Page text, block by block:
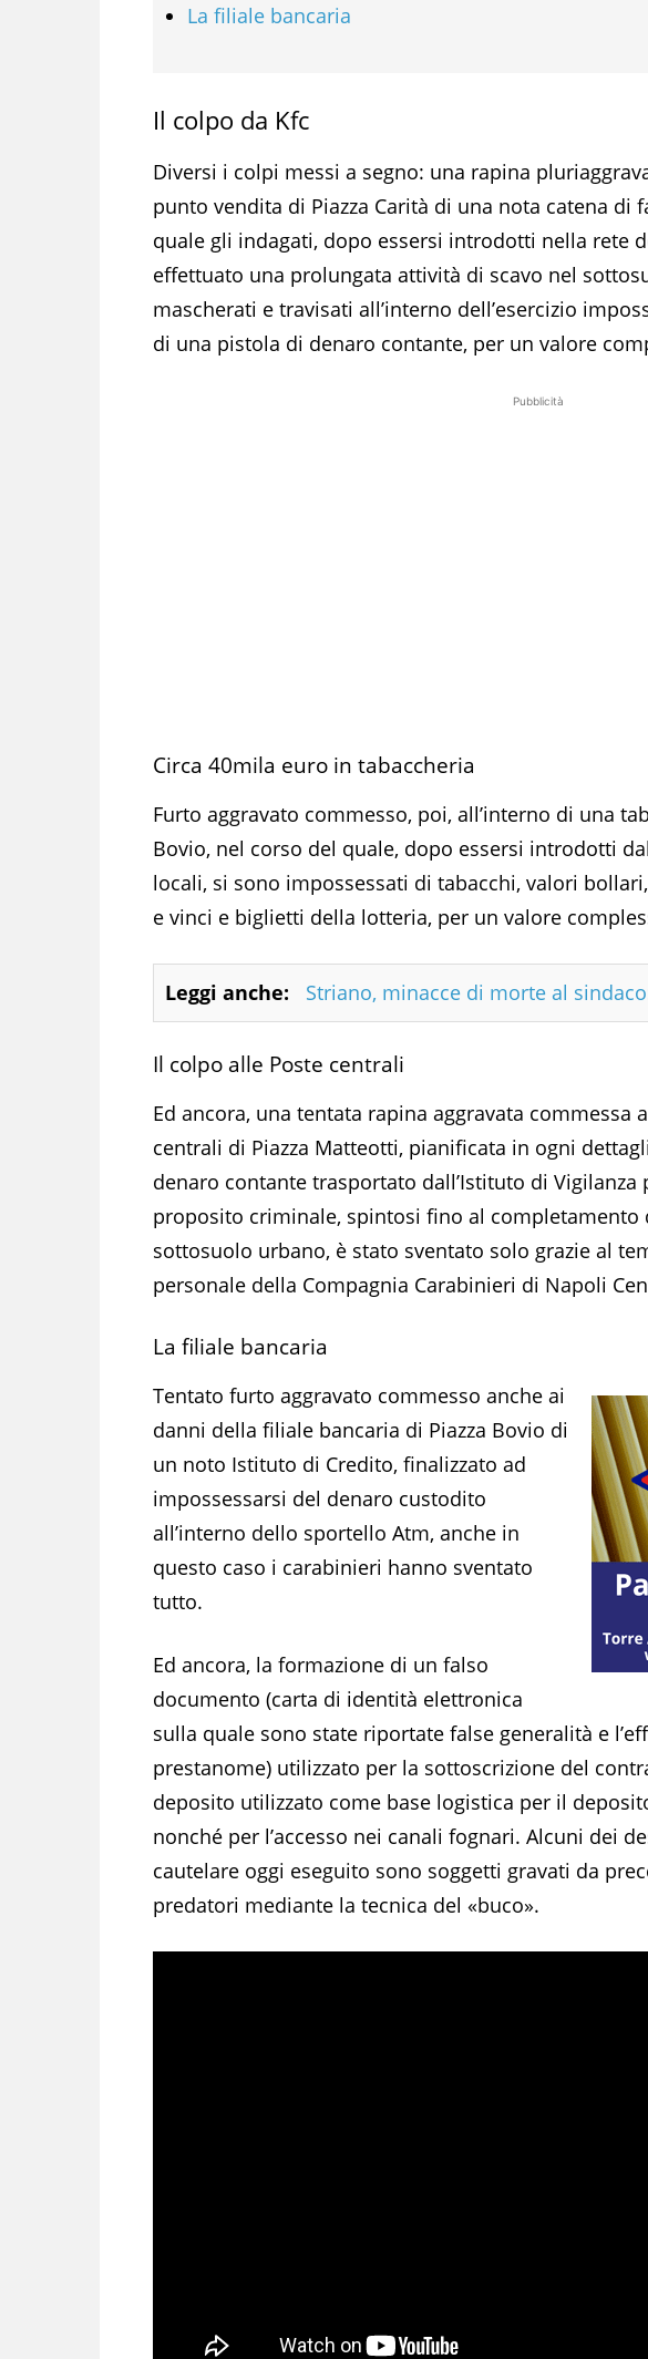
La filiale bancaria
Il colpo da Kfc
Diversi i colpi messi a segno: una rapina
punto vendita di Piazza Carità di una nota catena di
quale gli indagati, dopo essersi introdotti nella rete
effettuato una prolungata attività di scavo nel
mascherati e travisati all’interno dell’esercizio
di una pistola di denaro contante, per un valore
Pubblicità
Circa 40mila euro in tabaccheria
Furto aggravato commesso, poi, all’interno di una
Bovio, nel corso del quale, dopo essersi introdotti
locali, si sono impossessati di tabacchi, valori
e vinci e biglietti della lotteria, per un valore
Leggi anche: Striano, minacce di morte al
Il colpo alle Poste centrali
Ed ancora, una tentata rapina aggravata commessa
centrali di Piazza Matteotti, pianificata in ogni
denaro contante trasportato dall’Istituto di
proposito criminale, spintosi fino al completamento
sottosuolo urbano, è stato sventato solo grazie al
personale della Compagnia Carabinieri di Napoli
La filiale bancaria
Tentato furto aggravato commesso anche ai
danni della filiale bancaria di Piazza Bovio di
un noto Istituto di Credito, finalizzato ad
impossessarsi del denaro custodito
all’interno dello sportello Atm, anche in
questo caso i carabinieri hanno sventato
tutto.
Ed ancora, la formazione di un falso
documento (carta di identità elettronica
sulla quale sono state riportate false generalità e
prestanome) utilizzato per la sottoscrizione del
deposito utilizzato come base logistica per il
nonché per l’accesso nei canali fognari. Alcuni dei
cautelare oggi eseguito sono soggetti gravati da
predatori mediante la tecnica del «buco».